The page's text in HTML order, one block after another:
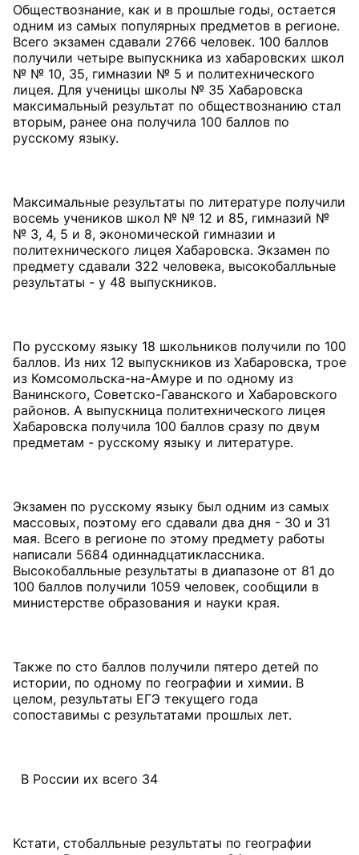
Обществознание, как и в прошлые годы, остается
одним из самых популярных предметов в регионе.
Всего экзамен сдавали 2766 человек. 100 баллов
получили четыре выпускника из хабаровских школ
№ № 10, 35, гимназии № 5 и политехнического
лицея. Для ученицы школы № 35 Хабаровска
максимальный результат по обществознанию стал
вторым, ранее она получила 100 баллов по
русскому языку.
Максимальные результаты по литературе получили
восемь учеников школ № № 12 и 85, гимназий №
№ 3, 4, 5 и 8, экономической гимназии и
политехнического лицея Хабаровска. Экзамен по
предмету сдавали 322 человека, высокобалльные
результаты - у 48 выпускников.
По русскому языку 18 школьников получили по 100
баллов. Из них 12 выпускников из Хабаровска, трое
из Комсомольска-на-Амуре и по одному из
Ванинского, Советско-Гаванского и Хабаровского
районов. А выпускница политехнического лицея
Хабаровска получила 100 баллов сразу по двум
предметам - русскому языку и литературе.
Экзамен по русскому языку был одним из самых
массовых, поэтому его сдавали два дня - 30 и 31
мая. Всего в регионе по этому предмету работы
написали 5684 одиннадцатиклассника.
Высокобалльные результаты в диапазоне от 81 до
100 баллов получили 1059 человек, сообщили в
министерстве образования и науки края.
Также по сто баллов получили пятеро детей по
истории, по одному по географии и химии. В
целом, результаты ЕГЭ текущего года
сопоставимы с результатами прошлых лет.
В России их всего 34
Кстати, стобалльные результаты по географии